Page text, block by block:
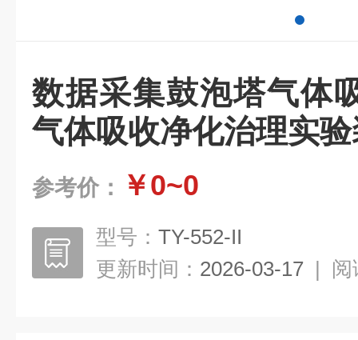
数据采集鼓泡塔气体
气体吸收净化治理实
参考价： ￥0~0
型号： TY-552-II
更新时间： 2026-03-17 | 阅